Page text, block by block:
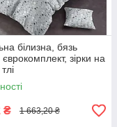
білизна, бязь
зірки на
₴ 1 663,20 ₴